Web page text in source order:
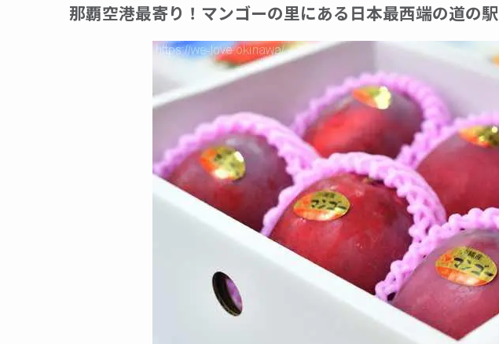
那覇空港最寄り！マンゴーの里にある日本最西端の道の駅